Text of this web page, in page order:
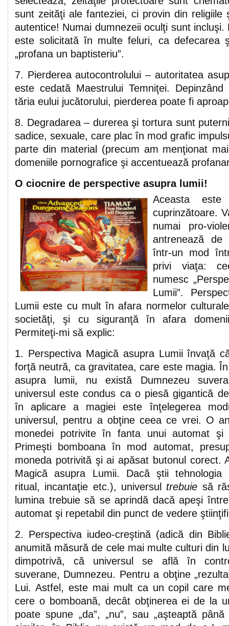
sunt zeităţi ale fanteziei, ci provin din religiile
autentice! Numai dumnezeii oculţi sunt
este solicitată în multe feluri, ca defecarea
„profana un baptisteriu”.
7. Pierderea autocontrolului – autoritatea
este cedată Maestrului Temniţei.
tăria eului jucătorului, pierderea poate fi
8. Degradarea – durerea şi tortura sunt
sadice, sexuale, care plac în mod grafic
parte din material (precum am menţionat
domeniile pornografice şi accentuează
O ciocnire de perspective asupra lumii!
Aceasta
cuprinzătoare.
numai pro-
antrenează de
într-un mod
privi viaţa:
numesc
Lumii”.
Lumii este cu mult în afara normelor
societăţi, şi cu siguranţă în afara
Permiteţi-mi să explic:
1. Perspectiva Magică asupra Lumii învaţă
forţă neutră, ca gravitatea, care este magia.
asupra lumii, nu există Dumnezeu
universul este condus ca o piesă gigantică
în aplicare a magiei este înţelegerea
universul, pentru a obţine ceea ce vrei. O
monedei potrivite în fanta unui automat şi
Primeşti bomboana în mod automat,
moneda potrivită şi ai apăsat butonul corect.
Magică asupra Lumii. Dacă ştii tehnologia
ritual, incantaţie etc.), universul trebuie să
lumina trebuie să se aprindă dacă apeşi
automat şi repetabil din punct de vedere
2. Perspectiva iudeo-creştină (adică din
anumită măsură de cele mai multe culturi din
dimpotrivă, că universul se află în
suverane, Dumnezeu. Pentru a obţine
Lui. Astfel, este mai mult ca un copil care
cere o bomboană, decât obţinerea ei de la
poate spune „da”, „nu”, sau „aşteaptă